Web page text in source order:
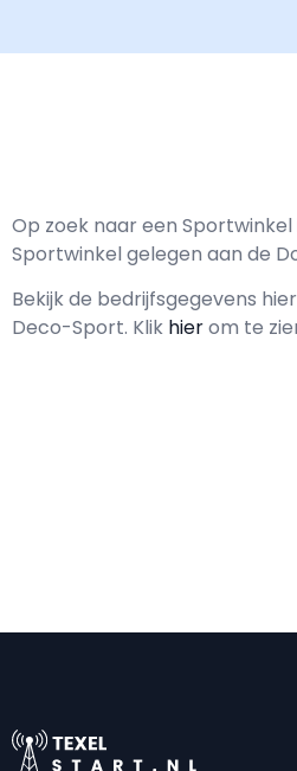
Op zoek naar een Sportwinkel
Sportwinkel gelegen aan de
Bekijk de bedrijfsgegevens
Deco-Sport. Klik hierom te